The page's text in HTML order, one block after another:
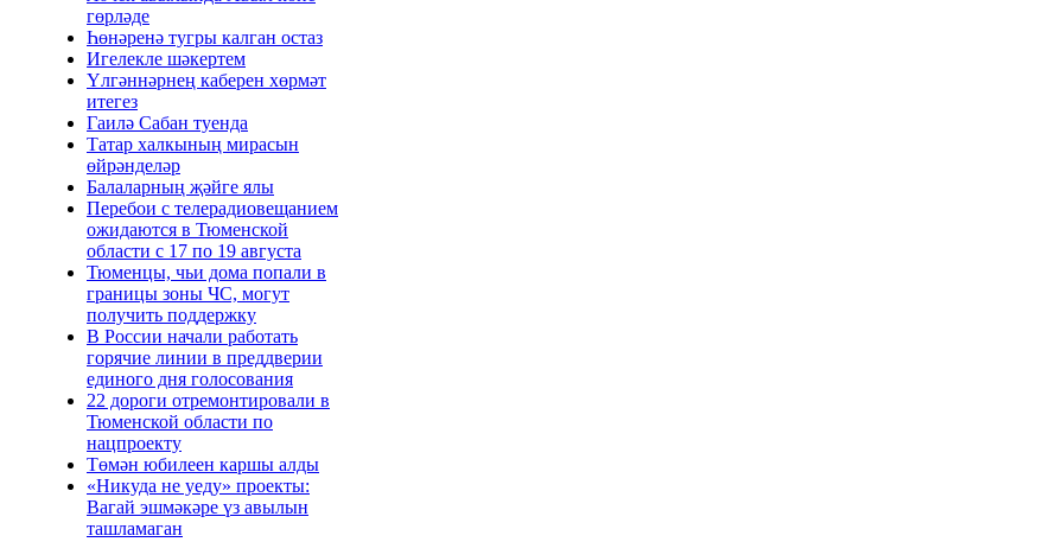
гөрләде
Һөнәренә тугры калган остаз
Игелекле шәкертем
Үлгәннәрнең каберен хөрмәт
итегез
Гаилә Сабан туенда
Татар халкының мирасын
өйрәнделәр
Балаларның җәйге ялы
Перебои с телерадиовещанием
ожидаются в Тюменской
области с 17 по 19 августа
Тюменцы, чьи дома попали в
границы зоны ЧС, могут
получить поддержку
В России начали работать
горячие линии в преддверии
единого дня голосования
22 дороги отремонтировали в
Тюменской области по
нацпроекту
Төмән юбилеен каршы алды
«Никуда не уеду» проекты:
Вагай эшмәкәре үз авылын
ташламаган